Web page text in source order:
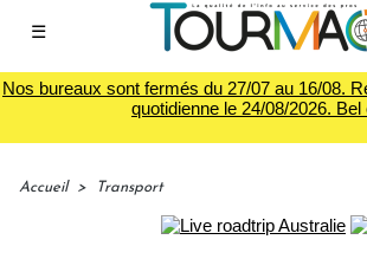
☰
Nos bureaux sont fermés du 27/07 au 16/08.
quotidienne le 24/08/2026. Bel
Accueil > Transport